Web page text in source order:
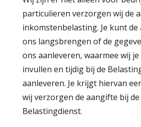
particulieren verzorgen wij de
inkomstenbelasting. Je kunt
ons langsbrengen of de
ons aanleveren, waarmee wij
invullen en tijdig bij de
aanleveren. Je krijgt hiervan
wij verzorgen de aangifte bij de
Belastingdienst.